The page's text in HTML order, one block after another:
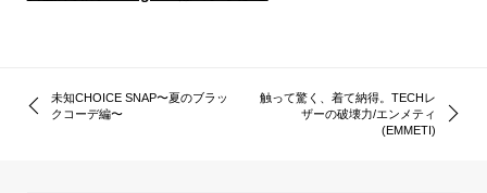
未知CHOICE SNAP〜夏のブラッ
クコーデ編〜
触って驚く、着て納得。TECHレ
ザーの破壊力/エンメティ
(EMMETI)